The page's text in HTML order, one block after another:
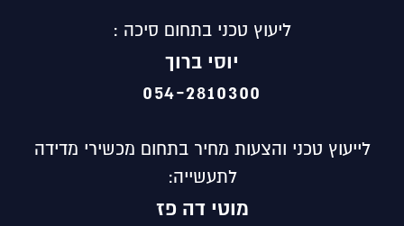
ליעוץ טכני בתחום סיכה :
יוסי ברוך
054-2810300
לייעוץ טכני והצעות מחיר בתחום מכשירי מדידה
לתעשייה:
מוטי דה פז